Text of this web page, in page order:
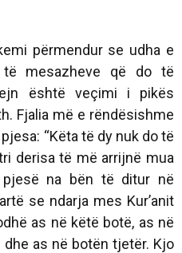
përmendur se udha e
mesazheve që do të
është veçimi i pikës
Fjalia më e rëndësishme
“Këta të dy nuk do të
derisa të më arrijnë mua
na bën të ditur në
se ndarja mes Kur’anit
as në këtë botë, as në
dhe as në botën tjetër. Kjo